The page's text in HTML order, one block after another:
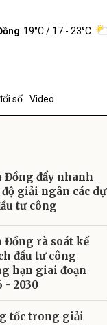
19°C/ 17 - 23°C
số Video
Đồng đẩy nhanh
giải ngân các dự
tư công
Đồng rà soát kế
đầu tư công
hạn giai đoạn
- 2030
tốc trong giải